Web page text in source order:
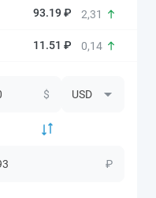
93.19 ₽ 2,31
11.51 ₽ 0,14
$
₽